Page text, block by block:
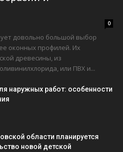
0
довольно большой выбор
оконных профилей. Их
древесины, из
или ПВХ и...
наружных работ: особенности
области планируется
новой детской